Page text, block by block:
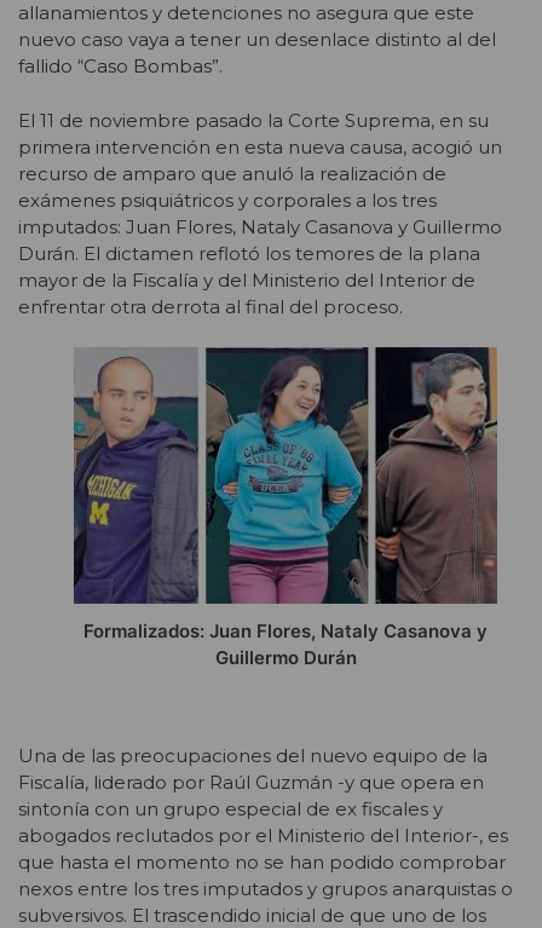
allanamientos y detenciones no asegura que este
nuevo caso vaya a tener un desenlace distinto al del
fallido “Caso Bombas”.
El 11 de noviembre pasado la Corte Suprema, en su
primera intervención en esta nueva causa, acogió un
recurso de amparo que anuló la realización de
exámenes psiquiátricos y corporales a los tres
imputados: Juan Flores, Nataly Casanova y Guillermo
Durán. El dictamen reflotó los temores de la plana
mayor de la Fiscalía y del Ministerio del Interior de
enfrentar otra derrota al final del proceso.
Formalizados: Juan Flores, Nataly Casanova y
Guillermo Durán
Una de las preocupaciones del nuevo equipo de la
Fiscalía, liderado por Raúl Guzmán -y que opera en
sintonía con un grupo especial de ex fiscales y
abogados reclutados por el Ministerio del Interior-, es
que hasta el momento no se han podido comprobar
nexos entre los tres imputados y grupos anarquistas o
subversivos. El trascendido inicial de que uno de los